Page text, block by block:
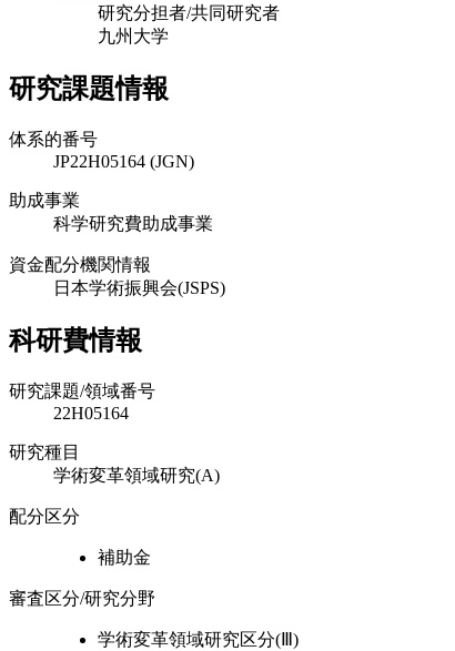
研究分担者/共同研究者
九州大学
研究課題情報
体系的番号
JP22H05164 (JGN)
助成事業
科学研究費助成事業
資金配分機関情報
日本学術振興会(JSPS)
科研費情報
研究課題/領域番号
22H05164
研究種目
学術変革領域研究(A)
配分区分
補助金
審査区分/研究分野
学術変革領域研究区分(Ⅲ)